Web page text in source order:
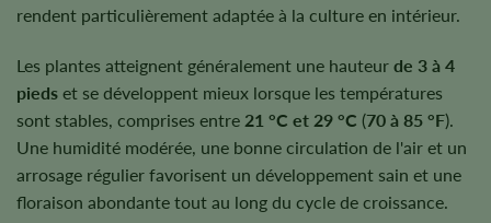
rendent particulièrement adaptée à la culture en intérieur.
Les plantes atteignent généralement une hauteur de 3 à 4
pieds et se développent mieux lorsque les températures
sont stables, comprises entre 21 °C et 29 °C (70 à 85 °F).
Une humidité modérée, une bonne circulation de l'air et un
arrosage régulier favorisent un développement sain et une
floraison abondante tout au long du cycle de croissance.